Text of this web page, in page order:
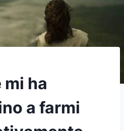
ha
a farmi